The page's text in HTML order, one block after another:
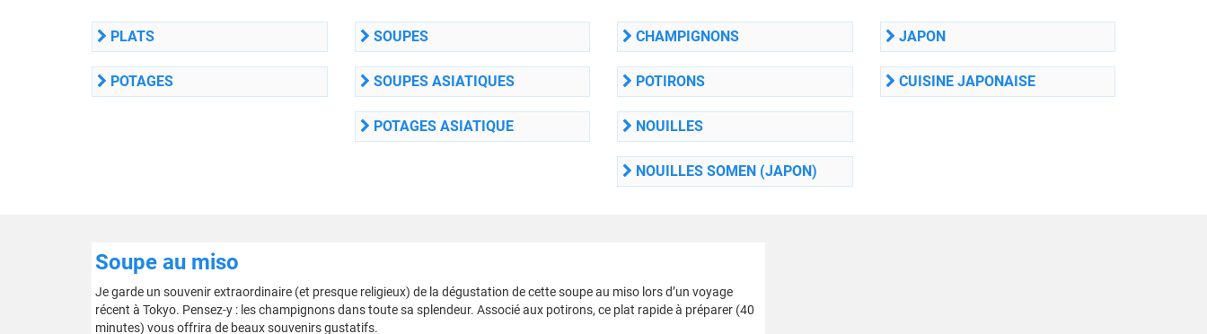
PLATS
POTAGES
SOUPES
SOUPES ASIATIQUES
POTAGES ASIATIQUE
CHAMPIGNONS
POTIRONS
NOUILLES
NOUILLES SOMEN (JAPON)
JAPON
CUISINE JAPONAISE
Soupe au miso
Je garde un souvenir extraordinaire (et presque religieux) de la dégustation de cette soupe au miso lors d’un voyage
récent à Tokyo. Pensez-y : les champignons dans toute sa splendeur. Associé aux potirons, ce plat rapide à préparer (40
minutes) vous offrira de beaux souvenirs gustatifs.